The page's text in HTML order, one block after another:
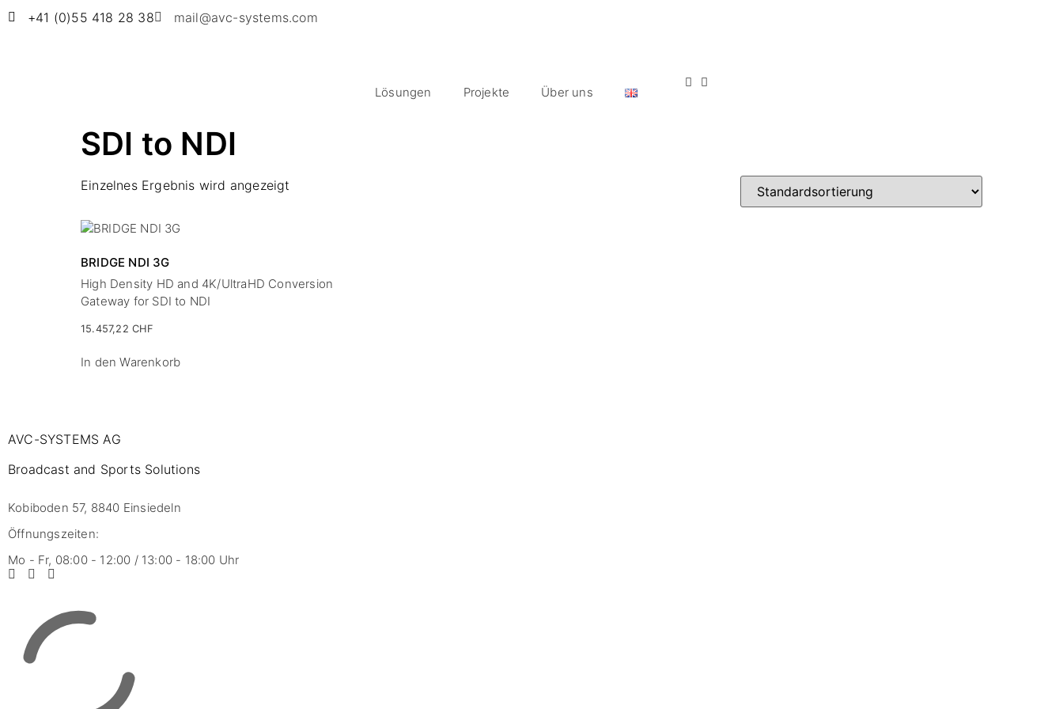
+41 (0)55 418 28 38 mail@avc-systems.com
Lösungen Projekte Über uns
SDI to NDI
Einzelnes Ergebnis wird angezeigt
BRIDGE NDI 3G
High Density HD and 4K/UltraHD Conversion
Gateway for SDI to NDI
15.457,22 CHF
In den Warenkorb
AVC-SYSTEMS AG
Broadcast and Sports Solutions
Kobiboden 57, 8840 Einsiedeln
Öffnungszeiten:
Mo - Fr, 08:00 - 12:00 / 13:00 - 18:00 Uhr